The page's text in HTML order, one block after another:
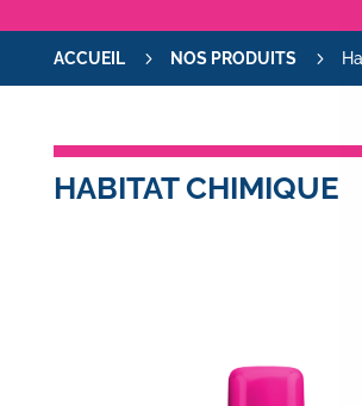
ACCUEIL 5 NOS PRODUITS 5
HABITAT CHIMIQUE